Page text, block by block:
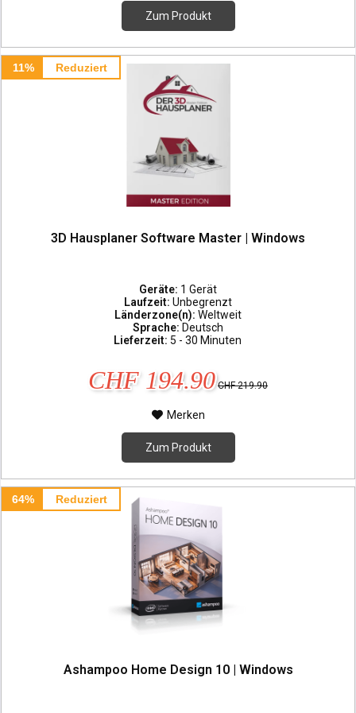
Zum Produkt
11% Reduziert
3D Hausplaner Software Master | Windows
Geräte: 1 Gerät
Laufzeit: Unbegrenzt
Länderzone(n): Weltweit
Sprache: Deutsch
Lieferzeit: 5 - 30 Minuten
CHF 194.90 CHF 219.90
Merken
Zum Produkt
64% Reduziert
Ashampoo Home Design 10 | Windows